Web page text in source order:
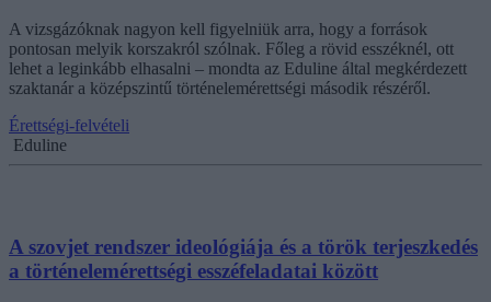
A vizsgázóknak nagyon kell figyelniük arra, hogy a források
pontosan melyik korszakról szólnak. Főleg a rövid esszéknél, ott
lehet a leginkább elhasalni – mondta az Eduline által megkérdezett
szaktanár a középszintű történelemérettségi második részéről.
Érettségi-felvételi
Eduline
A szovjet rendszer ideológiája és a török terjeszkedés
a történelemérettségi esszéfeladatai között